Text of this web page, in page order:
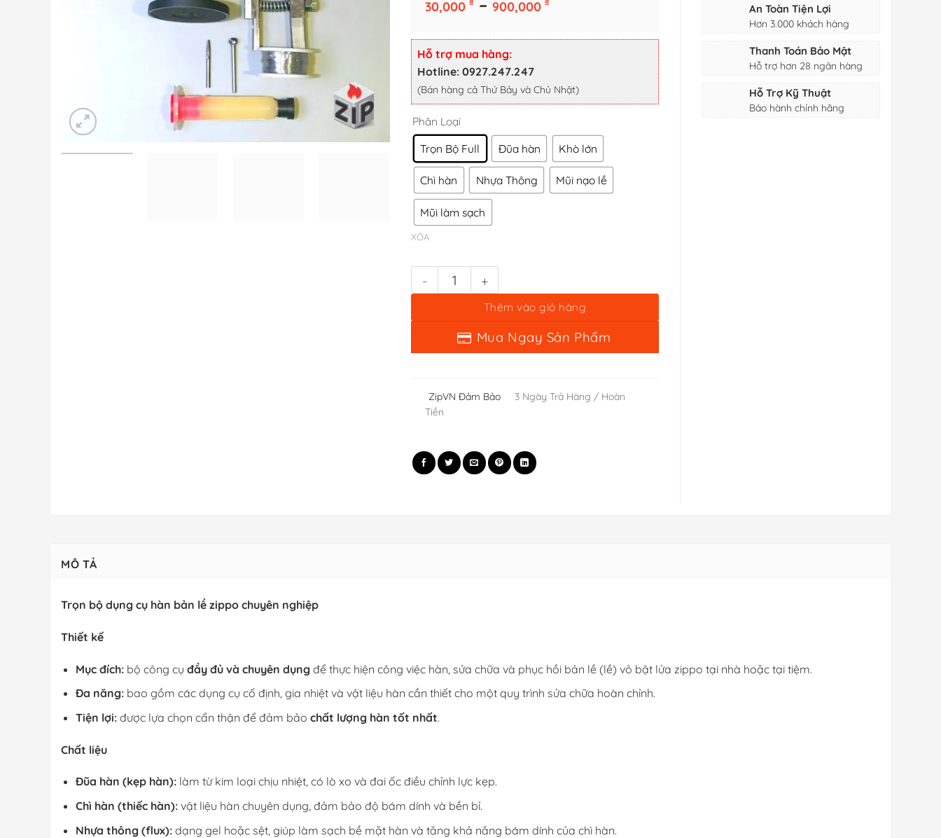
30,000 – 900,000
từ
900,000 ₫
Hỗ trợ mua hàng:
Hotline: 0927.247.247
(Bán hàng cả Thứ Bảy và Chủ Nhật)
Đũa hàn Khò lớn
Chì hàn Nhựa Thông Mũi nạo lề
Mũi làm sạch
XÓA
Trọn bộ dụng cụ hàn bản lề zippo chuyên nghiệp số lượng
Thêm vào giỏ hàng
Mua Ngay Sản Phẩm
ZipVN Đảm Bảo
3 Ngày Trả Hàng / Hoàn
Tiền
An Toàn Tiện Lợi
Hơn 3.000 khách hàng
Thanh Toán Bảo Mật
Hỗ trợ hơn 28 ngân hàng
Hỗ Trợ Kỹ Thuật
Bảo hành chính hãng
MÔ TẢ
Trọn bộ dụng cụ hàn bản lề zippo chuyên nghiệp
Thiết kế
Mục đích:bộ công cụ đầy đủ và chuyên dụng để thực hiện công việc hàn, sửa chữa và phục hồi bản lề (lề) vỏ bật lửa zippo tại nhà hoặc tại tiệm.
Đa năng:bao gồm các dụng cụ cố định, gia nhiệt và vật liệu hàn cần thiết cho một quy trình sửa chữa hoàn chỉnh.
Tiện lợi:được lựa chọn cẩn thận để đảm bảo chất lượng hàn tốt nhất.
Chất liệu
Đũa hàn (kẹp hàn):làm từ kim loại chịu nhiệt, có lò xo và đai ốc điều chỉnh lực kẹp.
Chì hàn (thiếc hàn):vật liệu hàn chuyên dụng, đảm bảo độ bám dính và bền bỉ.
Nhựa thông (flux):dạng gel hoặc sệt, giúp làm sạch bề mặt hàn và tăng khả năng bám dính của chì hàn.